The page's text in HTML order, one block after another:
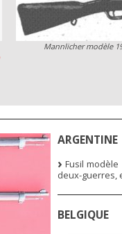
Mannlicher modèle
ARGENTINE
Fusil modèle
deux-guerres,
BELGIQUE